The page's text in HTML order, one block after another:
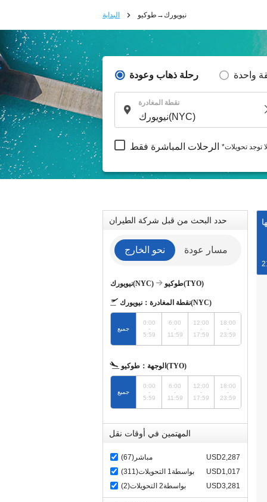
البداية نيويورك→طوكيو
رحلة ذهاب وعودة واحدة
نقطة المغادرة
الرحلات المباشرة فقط *لا توجد تحويلات
حدد البحث من قبل شركة الطيران
نحو الخارج مسار عودة
نيويورك(NYC) طوكيو(TYO)
نقطة المغادرة：نيويورك(NYC)
جميع
0:00
-
5:59
6:00
-
11:59
12:00
-
17:59
18:00
-
23:59
الوجهة： طوكيو(TYO)
جميع
0:00
-
5:59
6:00
-
11:59
12:00
-
17:59
18:00
-
23:59
المهتمين في أوقات نقل
مباشر(67)
USD2,287
بواسطة1 التحويلات(311)
USD1,017
بواسطة2 التحويلات(2)
USD3,281